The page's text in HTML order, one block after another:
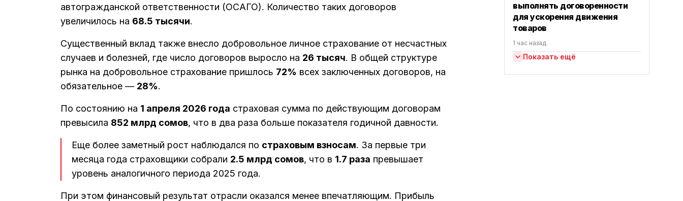
автогражданской ответственности (ОСАГО). Количество таких договоров
увеличилось на 68.5 тысячи.
Существенный вклад также внесло добровольное личное страхование от несчастных
случаев и болезней, где число договоров выросло на 26 тысяч. В общей структуре
рынка на добровольное страхование пришлось 72% всех заключенных договоров, на
обязательное — 28%.
По состоянию на 1 апреля 2026 года страховая сумма по действующим договорам
превысила 852 млрд сомов, что в два раза больше показателя годичной давности.
Еще более заметный рост наблюдался по страховым взносам. За первые три
месяца года страховщики собрали 2.5 млрд сомов, что в 1.7 раза превышает
уровень аналогичного периода 2025 года.
При этом финансовый результат отрасли оказался менее впечатляющим. Прибыль
выполнять договоренности
для ускорения движения
товаров
1 час назад
Показать ещё